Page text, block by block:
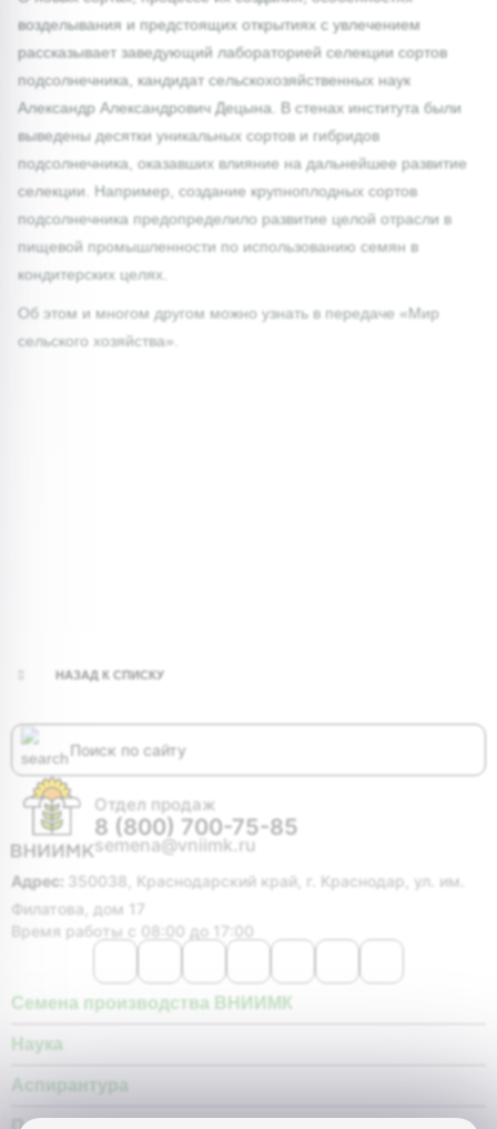
возделывания и предстоящих открытиях с увлечением
рассказывает заведующий лабораторией селекции сортов
подсолнечника, кандидат сельскохозяйственных наук
Александр Александрович Децына. В стенах института были
выведены десятки уникальных сортов и гибридов
подсолнечника, оказавших влияние на дальнейшее развитие
селекции. Например, создание крупноплодных сортов
подсолнечника предопределило развитие целой отрасли в
пищевой промышленности по использованию семян в
кондитерских целях.
Об этом и многом другом можно узнать в передаче «Мир
сельского хозяйства».
НАЗАД К СПИСКУ
Отдел продаж
8 (800) 700-75-85
semena@vniimk.ru
Адрес: 350038, Краснодарский край, г. Краснодар, ул. им.
Филатова, дом 17
Время работы с 08:00 до 17:00
Семена производства ВНИИМК
Наука
Аспирантура